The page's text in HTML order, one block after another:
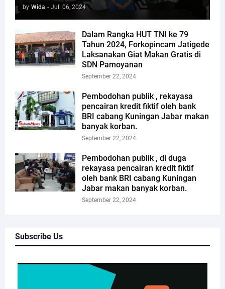
by Wida - Juli 06, 2024
Dalam Rangka HUT TNI ke 79
Tahun 2024, Forkopincam Jatigede
Laksanakan Giat Makan Gratis di
SDN Pamoyanan
September 22, 2024
Pembodohan publik , rekayasa
pencairan kredit fiktif oleh bank
BRI cabang Kuningan Jabar makan
banyak korban.
September 22, 2024
Pembodohan publik , di duga
rekayasa pencairan kredit fiktif
oleh bank BRI cabang Kuningan
Jabar makan banyak korban.
September 22, 2024
Subscribe Us